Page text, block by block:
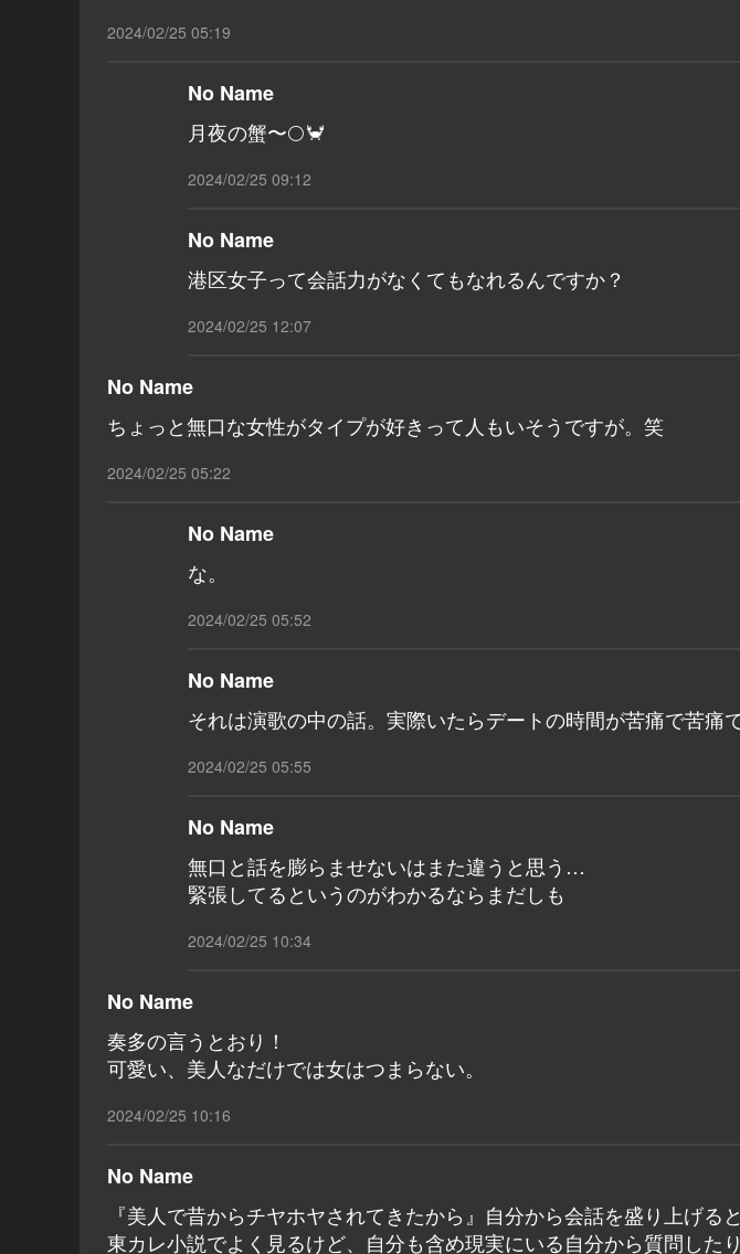
2024/02/25 05:19
No Name
月夜の蟹〜🌕🦀
2024/02/25 09:12
No Name
港区女子って会話力がなくてもなれるんですか？
2024/02/25 12:07
No Name
ちょっと無口な女性がタイプが好きって人もいそうですが。笑
2024/02/25 05:22
No Name
な。
2024/02/25 05:52
No Name
それは演歌の中の話。実際いたらデートの時間が苦痛で苦痛
2024/02/25 05:55
No Name
無口と話を膨らませないはまた違うと思う…
緊張してるというのがわかるならまだしも
2024/02/25 10:34
No Name
奏多の言うとおり！
可愛い、美人なだけでは女はつまらない。
2024/02/25 10:16
No Name
『美人で昔からチヤホヤされてきたから』自分から会話を盛り上げる
東カレ小説でよく見るけど、自分も含め現実にいる自分から質問した